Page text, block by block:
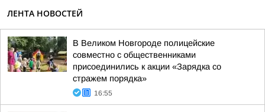
ЛЕНТА НОВОСТЕЙ
В Великом Новгороде полицейские
совместно с общественниками
присоединились к акции «Зарядка со
стражем порядка»
16:55